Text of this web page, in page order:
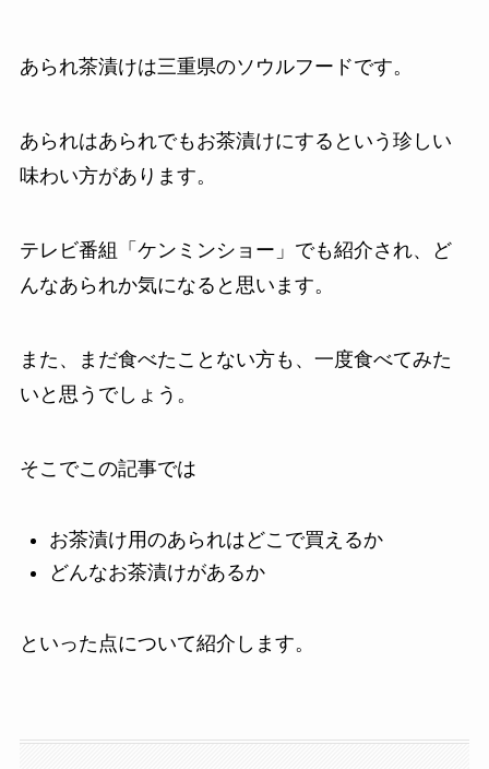
あられ茶漬けは三重県のソウルフードです。
あられはあられでもお茶漬けにするという珍しい
味わい方があります。
テレビ番組「ケンミンショー」でも紹介され、ど
んなあられか気になると思います。
また、まだ食べたことない方も、一度食べてみた
いと思うでしょう。
そこでこの記事では
お茶漬け用のあられはどこで買えるか
どんなお茶漬けがあるか
といった点について紹介します。